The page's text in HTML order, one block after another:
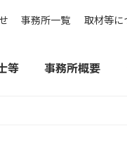
事務所一覧 取材等に
等 事務所概要